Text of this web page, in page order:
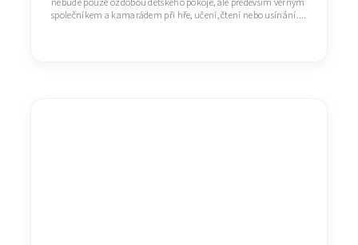
nebude pouze ozdobou dětského pokoje, ale především věrným
společníkem a kamarádem při hře, učení, čtení nebo usínání....